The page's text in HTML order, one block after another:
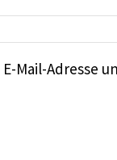
Mail-Adresse